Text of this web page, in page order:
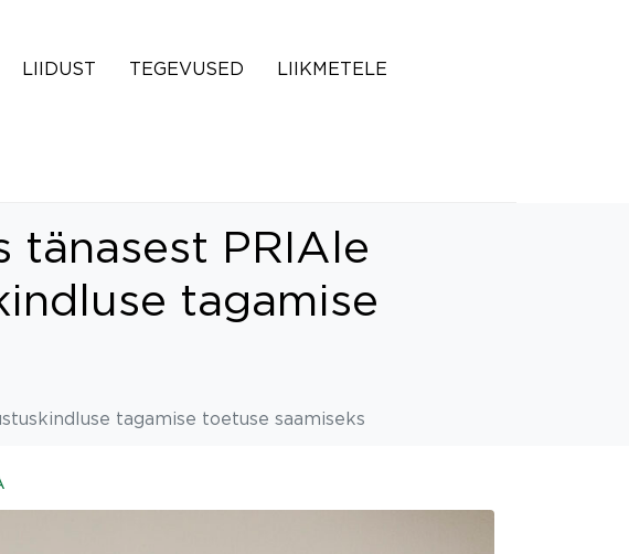
LIIDUST TEGEVUSED LIIKMETELE
tänasest PRIAle
tagamise
tagamise toetuse saamiseks